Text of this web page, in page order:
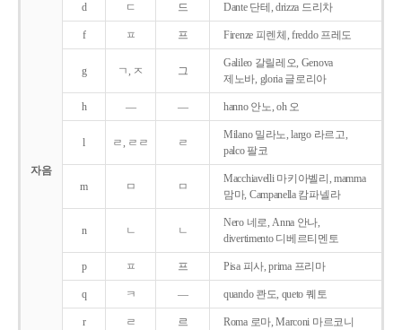
자음
d ㄷ 드 Dante 단테, drizza 드리차
f ㅍ 프 Firenze 피렌체, freddo 프레도
g ㄱ, ㅈ 그
Galileo 갈릴레오, Genova
제노바, gloria 글로리아
h ― ― hanno 안노, oh 오
l ㄹ, ㄹㄹ ㄹ
Milano 밀라노, largo 라르고,
palco 팔코
m ㅁ ㅁ
Macchiavelli 마키아벨리, mamma
맘마, Campanella 캄파넬라
n ㄴ ㄴ
Nero 네로, Anna 안나,
divertimento 디베르티멘토
p ㅍ 프 Pisa 피사, prima 프리마
q ㅋ ― quando 콴도, queto 퀘토
r ㄹ 르 Roma 로마, Marconi 마르코니